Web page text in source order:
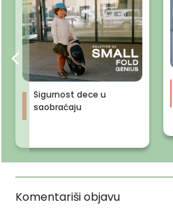
Sigurnost dece u
saobraćaju
Komentariši objavu